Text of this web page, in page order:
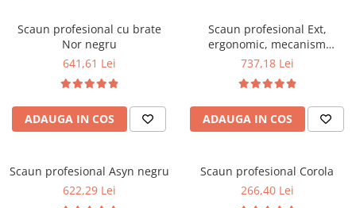
Saltele cu arcuri impachetate
individual
Saltele Memory Pocket
Saltele Memory Foam
Saltele Memory Pocket
Saltele cu plasa arcuri
Saltele cu spuma
Saltele cu spuma poliuretanica
Paturi
Seturi de pat si saltea
Masute de toaleta
Mobilier living
Scaune pentru living
Comode living
Set mese plus scaune
Scaune birou
Scaune profesionale
Scaune resigilate
Scaune conferinta
Scaune terasa si outdoor
Scaun profesional cu brate
Nor negru
641,61 Lei
ADAUGA IN COS
Scaun profesional Ext,
ergonomic, mecanism
asincron, inaltime reglabila,
baza polipropilena, 120 kg,
negru
737,18 Lei
ADAUGA IN COS
Scaun profesional Asyn negru
622,29 Lei
Scaun profesional Corola
266,40 Lei